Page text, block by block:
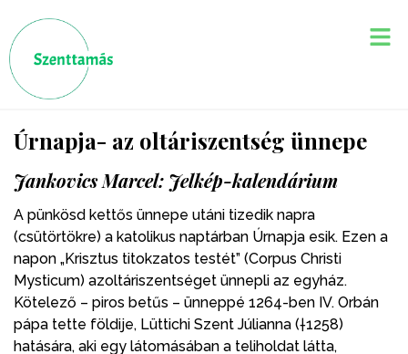
Úrnapja- az oltáriszentség ünnepe
Jankovics Marcel: Jelkép-kalendárium
A pünkösd kettős ünnepe utáni tizedik napra
(csütörtökre) a katolikus naptárban Úrnapja esik. Ezen a
napon „Krisztus titokzatos testét” (Corpus Christi
Mysticum) azoltáriszentséget ünnepli az egyház.
Kötelező – piros betűs – ünneppé 1264-ben IV. Orbán
pápa tette földije, Lüttichi Szent Júlianna (†1258)
hatására, aki egy látomásában a teliholdat látta,